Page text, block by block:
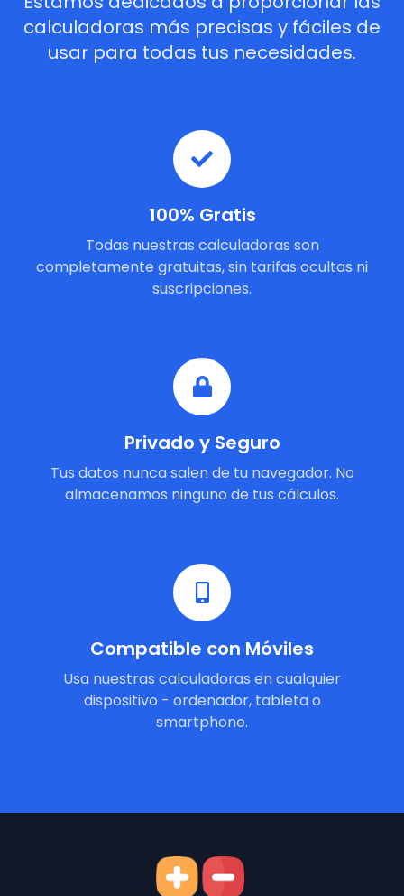
calculadoras más precisas y fáciles de
usar para todas tus necesidades.
100% Gratis
Todas nuestras calculadoras son
completamente gratuitas, sin tarifas ocultas ni
suscripciones.
Privado y Seguro
Tus datos nunca salen de tu navegador. No
almacenamos ninguno de tus cálculos.
Compatible con Móviles
Usa nuestras calculadoras en cualquier
dispositivo - ordenador, tableta o
smartphone.